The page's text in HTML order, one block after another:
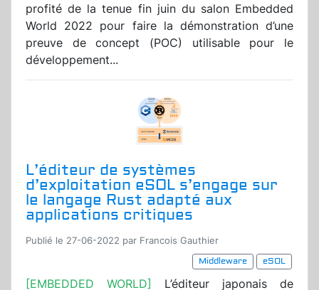
profité de la tenue fin juin du salon Embedded
World 2022 pour faire la démonstration d’une
preuve de concept (POC) utilisable pour le
développement...
L’éditeur de systèmes
d’exploitation eSOL s’engage sur
le langage Rust adapté aux
applications critiques
Publié le 27-06-2022 par Francois Gauthier
Middleware
eSOL
[EMBEDDED WORLD]
L’éditeur japonais de